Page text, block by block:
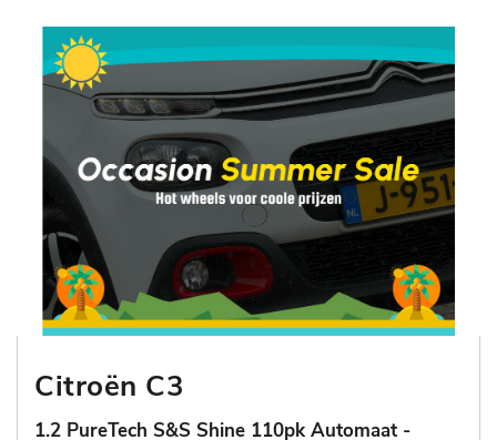
Citroën C3
1.2 PureTech S&S Shine 110pk Automaat -